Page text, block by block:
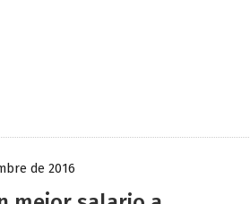
de 2016